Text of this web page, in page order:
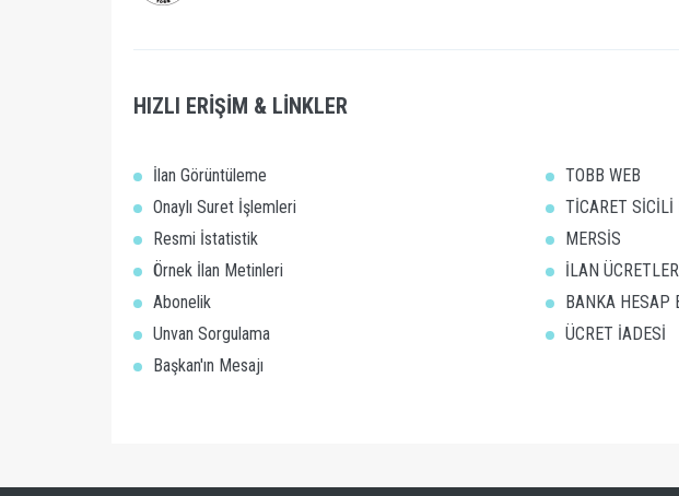
HIZLI ERİŞİM & LİNKLER
İlan Görüntüleme
Onaylı Suret İşlemleri
Resmi İstatistik
Örnek İlan Metinleri
Abonelik
Unvan Sorgulama
Başkan'ın Mesajı
TOBB WEB
TİCARET SİCİLİ
MERSİS
İLAN
BANKA HESAP
ÜCRET İADESİ